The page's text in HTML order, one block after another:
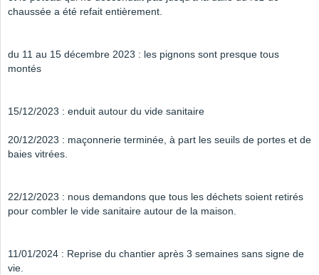
chaussée a été refait entièrement.
du 11 au 15 décembre 2023 : les pignons sont presque tous
montés
15/12/2023 : enduit autour du vide sanitaire
20/12/2023 : maçonnerie terminée, à part les seuils de portes et de
baies vitrées.
22/12/2023 : nous demandons que tous les déchets soient retirés
pour combler le vide sanitaire autour de la maison.
11/01/2024 : Reprise du chantier après 3 semaines sans signe de
vie.